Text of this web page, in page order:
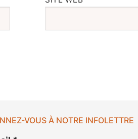
VOUS À NOTRE INFOLETTRE